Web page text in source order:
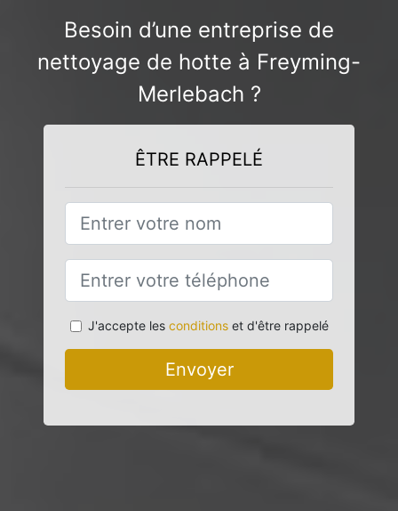
Besoin d’une entreprise de
nettoyage de hotte à Freyming-
Merlebach ?
ÊTRE RAPPELÉ
J'accepte les conditionset d'être rappelé
Envoyer